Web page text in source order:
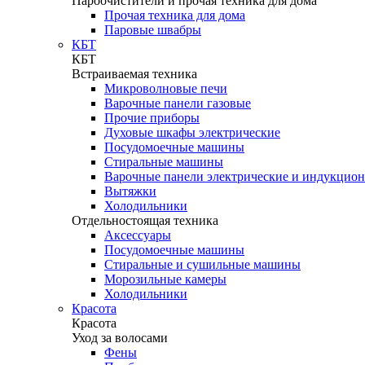
Прочая техника для дома
Паровые швабры
КБТ
КБТ
Встраиваемая техника
Микроволновые печи
Варочные панели газовые
Прочие приборы
Духовые шкафы электрические
Посудомоечные машины
Стиральные машины
Варочные панели электрические и
Вытяжки
Холодильники
Отдельностоящая техника
Аксессуары
Посудомоечные машины
Стиральные и сушильные машины
Морозильные камеры
Холодильники
Красота
Красота
Уход за волосами
Фены